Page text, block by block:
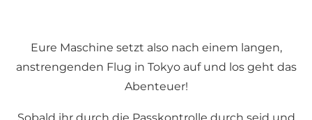
Eure Maschine setzt also nach einem langen,
anstrengenden Flug in Tokyo auf und los geht das
Abenteuer!